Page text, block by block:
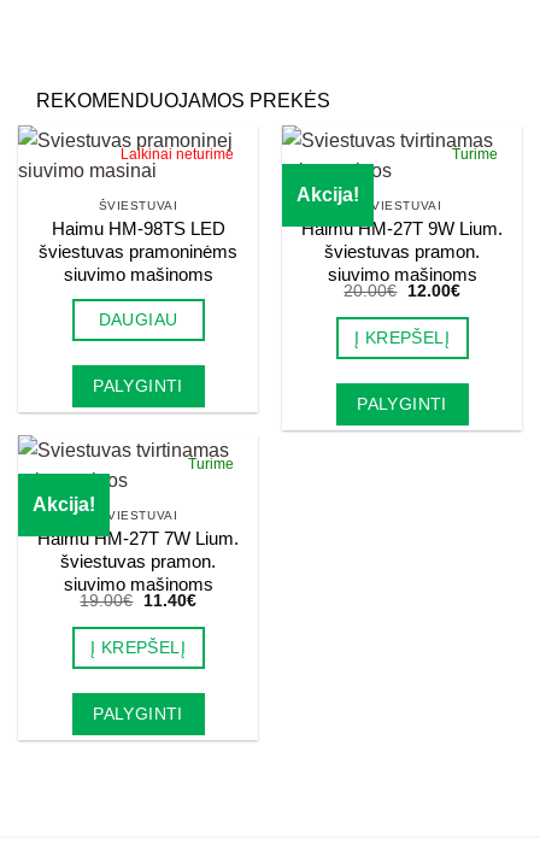
REKOMENDUOJAMOS PREKĖS
Laikinai neturime
ŠVIESTUVAI
Haimu HM-98TS LED
šviestuvas pramoninėms
siuvimo mašinoms
DAUGIAU
PALYGINTI
Akcija!
Turime
ŠVIESTUVAI
Haimu HM-27T 9W Lium.
šviestuvas pramon.
siuvimo mašinoms
20.00€
Original
was:
20.00€.
12.00€Current
is:
Į KREPŠELĮ
PALYGINTI
Akcija!
Turime
ŠVIESTUVAI
Haimu HM-27T 7W Lium.
šviestuvas pramon.
siuvimo mašinoms
19.00€
Original
was:
19.00€.
11.40€Current
is:
Į KREPŠELĮ
PALYGINTI